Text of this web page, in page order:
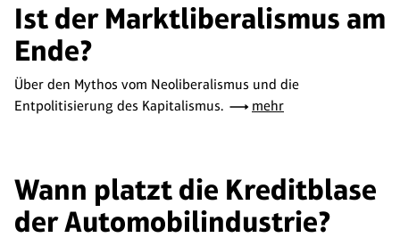
Ist der Marktliberalismus am
Ende?
Über den Mythos vom Neoliberalismus und die
Entpolitisierung des Kapitalismus.
mehr
Wann platzt die Kreditblase
der Automobilindustrie?